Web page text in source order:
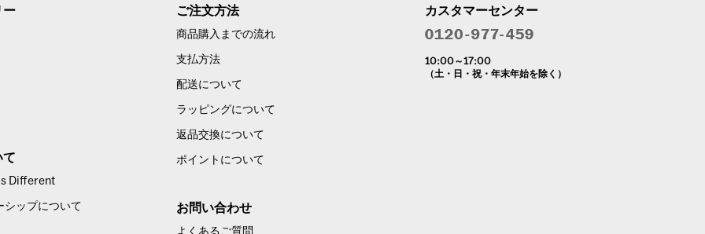
ー
て
Different
シップについて
ご注文方法
商品購入までの流れ
支払方法
配送について
ラッピングについて
返品交換について
ポイントについて
お問い合わせ
よくあるご質問
カスタマーセンター
10:00～17:00
（土・日・祝・年末年始を除く）